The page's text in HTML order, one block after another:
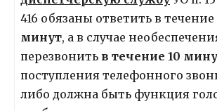
416 обязаны ответить в течение
минут, а в случае
перезвонить в течение 10
поступления телефонного
либо должна быть функция